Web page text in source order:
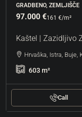
GRADBENO, ZEMLJIŠČE
97.000 €161 €/m²
Kaštel | Zazidljivo
Hrvaška, Istra, Buje,
603m²
Call